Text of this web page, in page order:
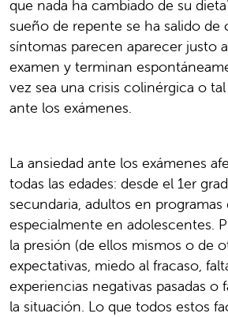
que nada ha cambiado de su
sueño de repente se ha salido de
síntomas parecen aparecer justo
examen y terminan
vez sea una crisis colinérgica o tal
ante los exámenes.
La ansiedad ante los exámenes
todas las edades: desde el 1er
secundaria, adultos en
especialmente en adolescentes.
la presión (de ellos mismos o de
expectativas, miedo al fracaso,
experiencias negativas pasadas o
la situación. Lo que todos estos